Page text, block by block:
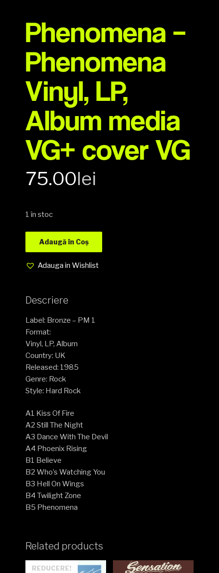
Phenomena –
Phenomena
Vinyl, LP,
Album media
VG+ cover VG
75.00lei
1 în stoc
Adaugă în Coș
Adauga in Wishlist
Descriere
Label: Bronze – PM 1
Format:
Vinyl, LP, Album
Country: UK
Released: 1985
Genre: Rock
Style: Hard Rock
A1 Kiss Of Fire
A2 Still The Night
A3 Dance With The Devil
A4 Phoenix Rising
B1 Believe
B2 Who’s Watching You
B3 Hell On Wings
B4 Twilight Zone
B5 Phenomena
Related products
REDUCERE!